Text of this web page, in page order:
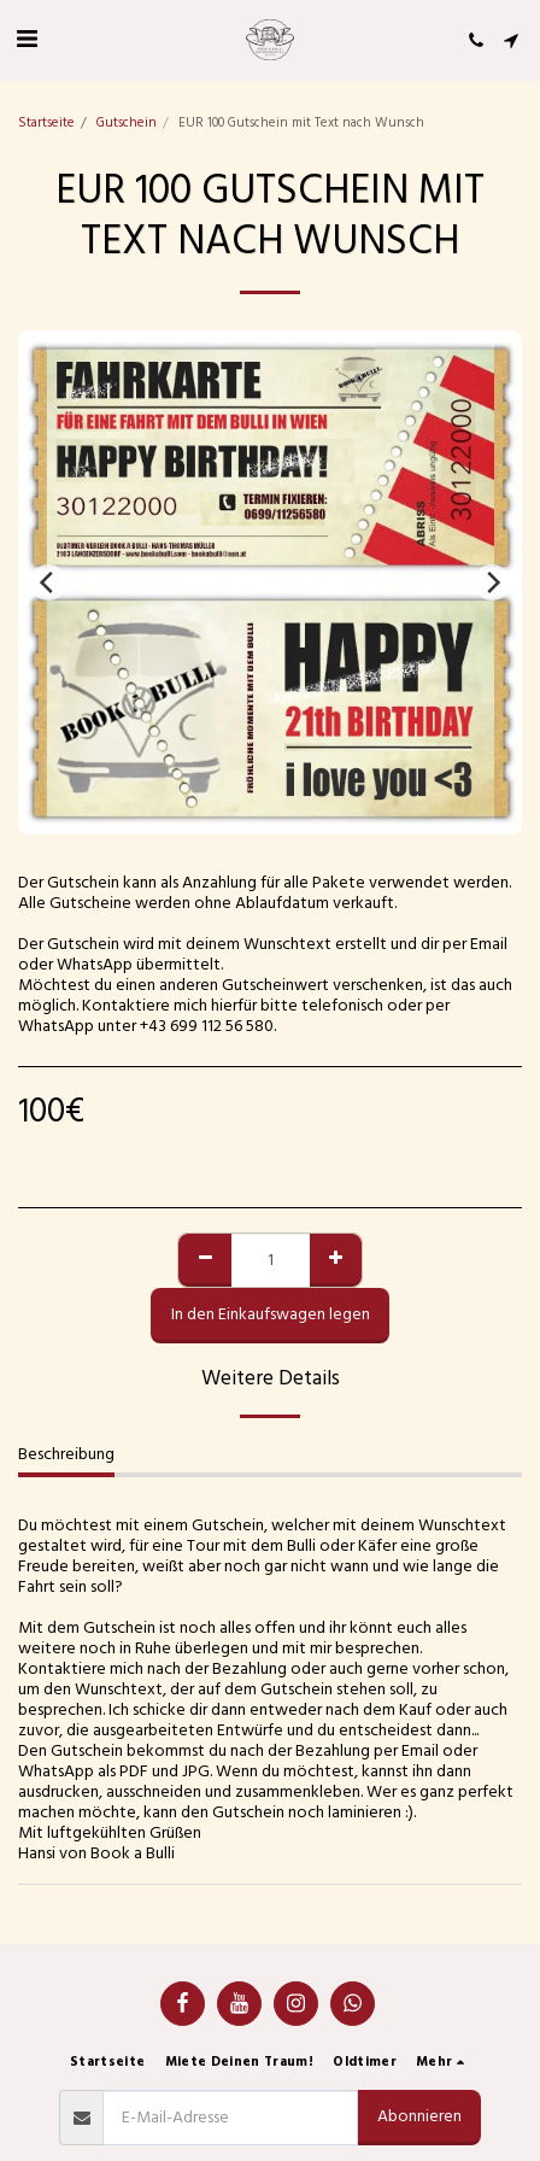
Startseite Gutschein EUR 100 Gutschein mit Text nach Wunsch
EUR 100 GUTSCHEIN MIT
TEXT NACH WUNSCH
Der Gutschein kann als Anzahlung für alle Pakete verwendet werden.
Alle Gutscheine werden ohne Ablaufdatum verkauft.
Der Gutschein wird mit deinem Wunschtext erstellt und dir per Email
oder WhatsApp übermittelt.
Möchtest du einen anderen Gutscheinwert verschenken, ist das auch
möglich. Kontaktiere mich hierfür bitte telefonisch oder per
WhatsApp unter +43 699 112 56 580.
100€
In den Einkaufswagen legen
Weitere Details
Beschreibung
Du möchtest mit einem Gutschein, welcher mit deinem Wunschtext
gestaltet wird, für eine Tour mit dem Bulli oder Käfer eine große
Freude bereiten, weißt aber noch gar nicht wann und wie lange die
Fahrt sein soll?
Mit dem Gutschein ist noch alles offen und ihr könnt euch alles
weitere noch in Ruhe überlegen und mit mir besprechen.
Kontaktiere mich nach der Bezahlung oder auch gerne vorher schon,
um den Wunschtext, der auf dem Gutschein stehen soll, zu
besprechen. Ich schicke dir dann entweder nach dem Kauf oder auch
zuvor, die ausgearbeiteten Entwürfe und du entscheidest dann...
Den Gutschein bekommst du nach der Bezahlung per Email oder
WhatsApp als PDF und JPG. Wenn du möchtest, kannst ihn dann
ausdrucken, ausschneiden und zusammenkleben. Wer es ganz perfekt
machen möchte, kann den Gutschein noch laminieren :).
Mit luftgekühlten Grüßen
Hansi von Book a Bulli
Startseite Miete Deinen Traum! Oldtimer Mehr
Abonnieren